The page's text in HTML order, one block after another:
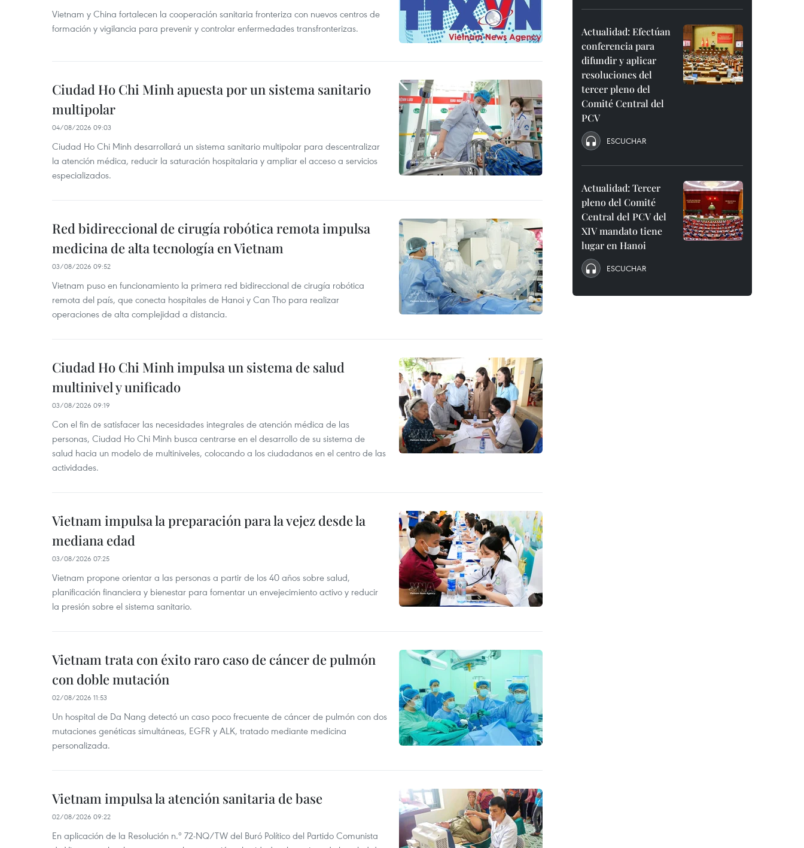
Vietnam y China fortalecen la cooperación sanitaria fronteriza con nuevos centros de
formación y vigilancia para prevenir y controlar enfermedades transfronterizas.
Ciudad Ho Chi Minh apuesta por un sistema sanitario
multipolar
04/08/2026 09:03
Ciudad Ho Chi Minh desarrollará un sistema sanitario multipolar para descentralizar
la atención médica, reducir la saturación hospitalaria y ampliar el acceso a servicios
especializados.
Red bidireccional de cirugía robótica remota impulsa
medicina de alta tecnología en Vietnam
03/08/2026 09:52
Vietnam puso en funcionamiento la primera red bidireccional de cirugía robótica
remota del país, que conecta hospitales de Hanoi y Can Tho para realizar
operaciones de alta complejidad a distancia.
Ciudad Ho Chi Minh impulsa un sistema de salud
multinivel y unificado
03/08/2026 09:19
Con el fin de satisfacer las necesidades integrales de atención médica de las
personas, Ciudad Ho Chi Minh busca centrarse en el desarrollo de su sistema de
salud hacia un modelo de multiniveles, colocando a los ciudadanos en el centro de las
actividades.
Vietnam impulsa la preparación para la vejez desde la
mediana edad
03/08/2026 07:25
Vietnam propone orientar a las personas a partir de los 40 años sobre salud,
planificación financiera y bienestar para fomentar un envejecimiento activo y reducir
la presión sobre el sistema sanitario.
Vietnam trata con éxito raro caso de cáncer de pulmón
con doble mutación
02/08/2026 11:53
Un hospital de Da Nang detectó un caso poco frecuente de cáncer de pulmón con dos
mutaciones genéticas simultáneas, EGFR y ALK, tratado mediante medicina
personalizada.
Vietnam impulsa la atención sanitaria de base
02/08/2026 09:22
En aplicación de la Resolución n.º 72-NQ/TW del Buró Político del Partido Comunista
Actualidad: Efectúan
conferencia para
difundir y aplicar
resoluciones del
tercer pleno del
Comité Central del
PCV
ESCUCHAR
Actualidad: Tercer
pleno del Comité
Central del PCV del
XIV mandato tiene
lugar en Hanoi
ESCUCHAR